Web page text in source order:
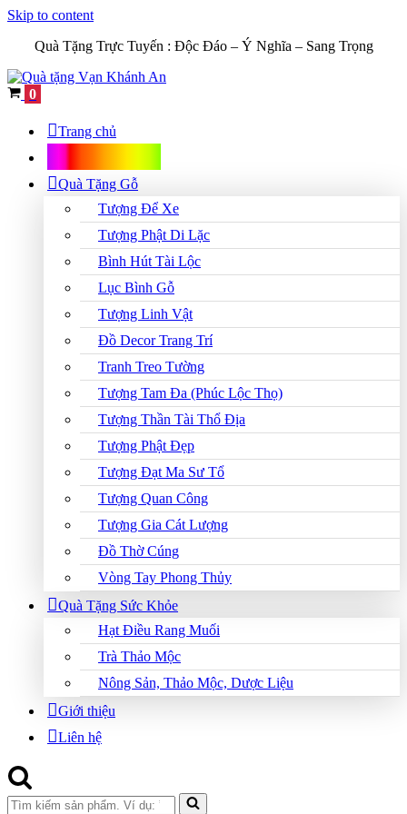
Skip to content
Quà Tặng Trực Tuyến : Độc Đáo – Ý Nghĩa – Sang Trọng
Cart
0
Trang chủ
Quà Tặng Gỗ
Tượng Để Xe
Tượng Phật Di Lặc
Bình Hút Tài Lộc
Lục Bình Gỗ
Tượng Linh Vật
Đồ Decor Trang Trí
Tranh Treo Tường
Tượng Tam Đa (Phúc Lộc Thọ)
Tượng Thần Tài Thổ Địa
Tượng Phật Đẹp
Tượng Đạt Ma Sư Tổ
Tượng Quan Công
Tượng Gia Cát Lượng
Đồ Thờ Cúng
Vòng Tay Phong Thủy
Quà Tặng Sức Khỏe
Hạt Điều Rang Muối
Trà Thảo Mộc
Nông Sản, Thảo Mộc, Dược Liệu
Giới thiệu
Liên hệ
Search